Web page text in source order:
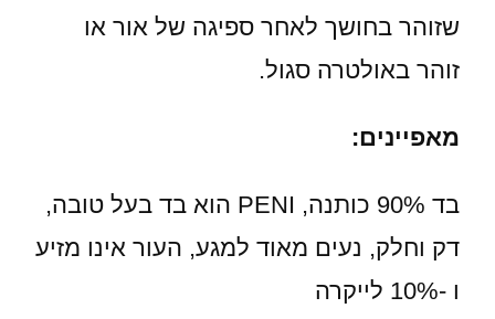
שזוהר בחושך לאחר ספיגה של אור או
זוהר באולטרה סגול.
מאפיינים:
בד 90% כותנה, PENI הוא בד בעל טובה,
דק וחלק, נעים מאוד למגע, העור אינו מזיע
ו -10% לייקרה